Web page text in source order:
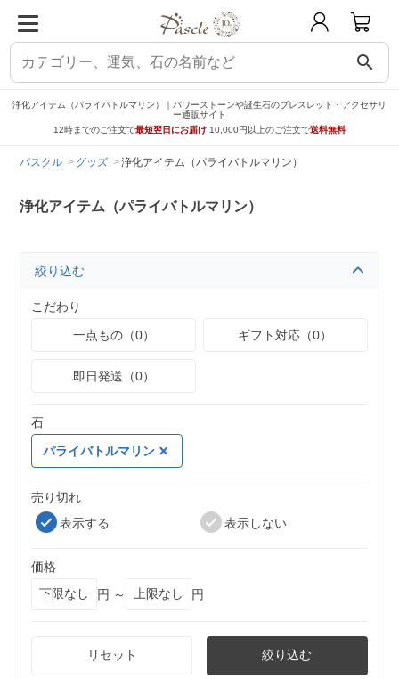
search
浄化アイテム（パライバトルマリン）｜パワーストーンや誕生石のブレスレット・アクセサリ
ー通販サイト
12時までのご注文で最短翌日にお届け 10,000円以上のご注文で送料無料
パスクル グッズ 浄化アイテム（パライバトルマリン）
浄化アイテム（パライバトルマリン）
絞り込む
こだわり
一点もの（0）
ギフト対応（0）
即日発送（0）
石
パライバトルマリン
売り切れ
表示する
表示しない
価格
円 ～
円
リセット 絞り込む